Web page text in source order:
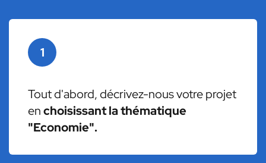
1
Tout d'abord, décrivez-nous votre projet
enchoisissant la thématique
"Economie".